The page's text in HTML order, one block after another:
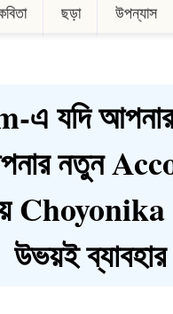
ছড়া উপন্যাস
যদি
নতুন
উভয়ই